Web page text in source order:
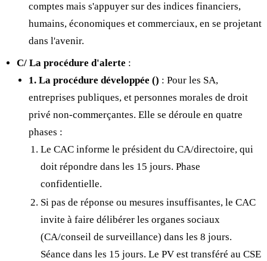
comptes mais s'appuyer sur des indices financiers,
humains, économiques et commerciaux, en se projetant
dans l'avenir.
C/ La procédure d'alerte :
1. La procédure développée () : Pour les SA,
entreprises publiques, et personnes morales de droit
privé non-commerçantes. Elle se déroule en quatre
phases :
Le CAC informe le président du CA/directoire, qui
doit répondre dans les 15 jours. Phase
confidentielle.
Si pas de réponse ou mesures insuffisantes, le CAC
invite à faire délibérer les organes sociaux
(CA/conseil de surveillance) dans les 8 jours.
Séance dans les 15 jours. Le PV est transféré au CSE